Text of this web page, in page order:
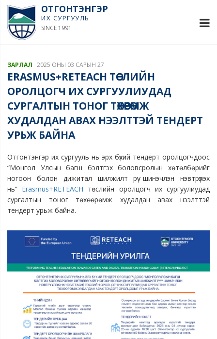
ОТГОНТЭНГЭР
ИХ СУРГУУЛЬ
SINCE 1991
ЗАРЛАЛ 2025 ОНЫ 03 САРЫН 27
ERASMUS+RETEACH ТӨСЛИЙН
ОРОЛЦОГЧ ИХ СУРГУУЛИУДАД
СУРГАЛТЫН ТОНОГ ТӨХӨӨРӨМЖ
ХУДАЛДАН АВАХ НЭЭЛТТЭЙ ТЕНДЕРТ
УРЬЖ БАЙНА
Отгонтэнгэр их сургууль нь эрх бүхий тендерт оролцогчдоос
“Монгол Улсын багш бэлтгэх боловсролын хөтөлбөрийг
ногоон болон дижитал шилжилт рүү шинэчлэн нэвтрүүлэх
нь” Erasmus+RETEACH төслийн оролцогч их сургуулиудад
сургалтын тоног төхөөрөмж худалдан авах нээлттэй
тендерт урьж байна.